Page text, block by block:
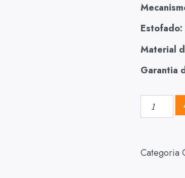
Estofado:
Material
Garantia
Categoria